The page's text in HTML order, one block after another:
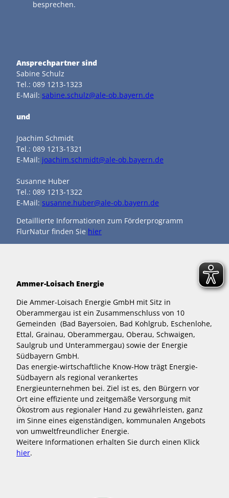
besprechen.
Ansprechpartner sind
Sabine Schulz
Tel.: 089 1213-1323
E-Mail: sabine.schulz@ale-ob.bayern.de
und
Joachim Schmidt
Tel.: 089 1213-1321
E-Mail: joachim.schmidt@ale-ob.bayern.de
Susanne Huber
Tel.: 089 1213-1322
E-Mail: susanne.huber@ale-ob.bayern.de
Detaillierte Informationen zum Förderprogramm
FlurNatur finden Sie hier
Ammer-Loisach Energie
Die Ammer-Loisach Energie GmbH mit Sitz in
Oberammergau ist ein Zusammenschluss von 10
Gemeinden (Bad Bayersoien, Bad Kohlgrub, Eschenlohe,
Ettal, Grainau, Oberammergau, Oberau, Schwaigen,
Saulgrub und Unterammergau) sowie der Energie
Südbayern GmbH.
Das energie-wirtschaftliche Know-How trägt Energie-
Südbayern als regional verankertes
Energieunternehmen bei. Ziel ist es, den Bürgern vor
Ort eine effiziente und zeitgemäße Versorgung mit
Ökostrom aus regionaler Hand zu gewährleisten, ganz
im Sinne eines eigenständigen, kommunalen Angebots
von umweltfreundlicher Energie.
Weitere Informationen erhalten Sie durch einen Klick
hier.